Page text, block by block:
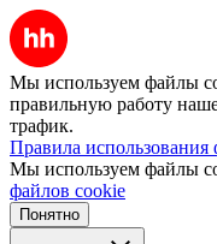
Мы используем файлы
правильную работу
трафик.
Правила использования
Мы используем файлы
файлов cookie
Понятно